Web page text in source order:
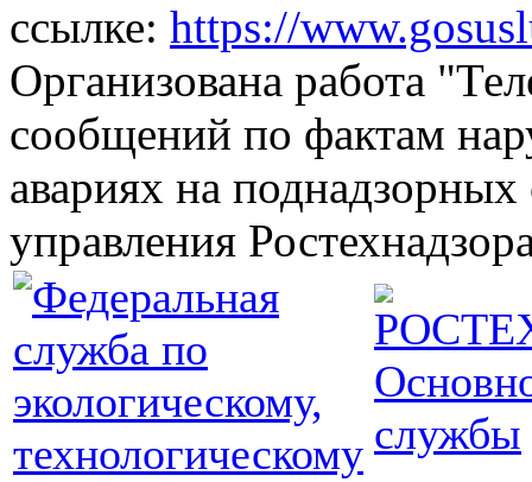
ссылке: https://
Организована работа
сообщений по фактам
авариях на поднадзорных
управления
службы